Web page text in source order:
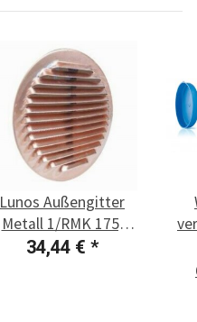
Lunos Außengitter
Metall 1/RMK 175,
Kupfer
34,44 € *